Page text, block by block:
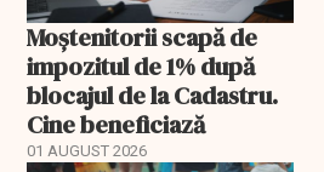
Moștenitorii scapă de
impozitul de 1% după
blocajul de la Cadastru.
Cine beneficiază
01 AUGUST 2026